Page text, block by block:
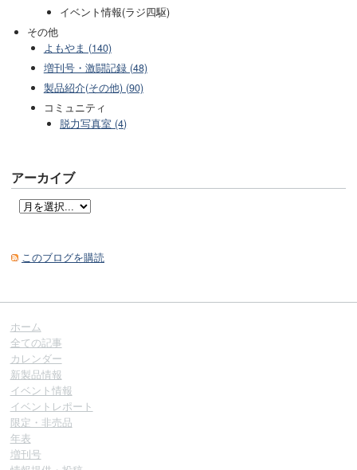
イベント情報(ラジ四駆)
その他
よもやま (140)
増刊号・激闘記録 (48)
製品紹介(その他) (90)
コミュニティ
脱力写真室 (4)
アーカイブ
このブログを購読
ホーム
全ての記事
カレンダー
新製品情報
イベント情報
イベントレポート
限定・非売品
年表
増刊号